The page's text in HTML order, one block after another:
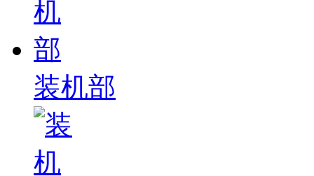
装机部